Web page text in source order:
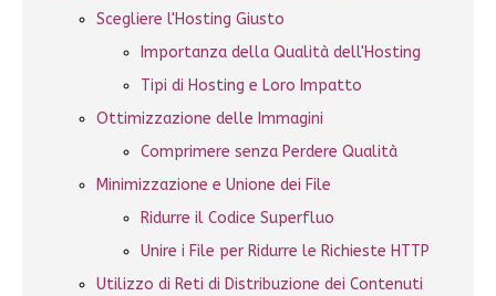
Scegliere l'Hosting Giusto
Importanza della Qualità dell'Hosting
Tipi di Hosting e Loro Impatto
Ottimizzazione delle Immagini
Comprimere senza Perdere Qualità
Minimizzazione e Unione dei File
Ridurre il Codice Superfluo
Unire i File per Ridurre le Richieste HTTP
Utilizzo di Reti di Distribuzione dei Contenuti